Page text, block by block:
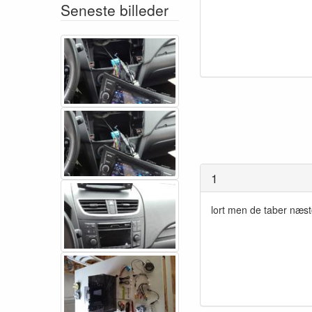
1
lort men de taber
Seneste billeder